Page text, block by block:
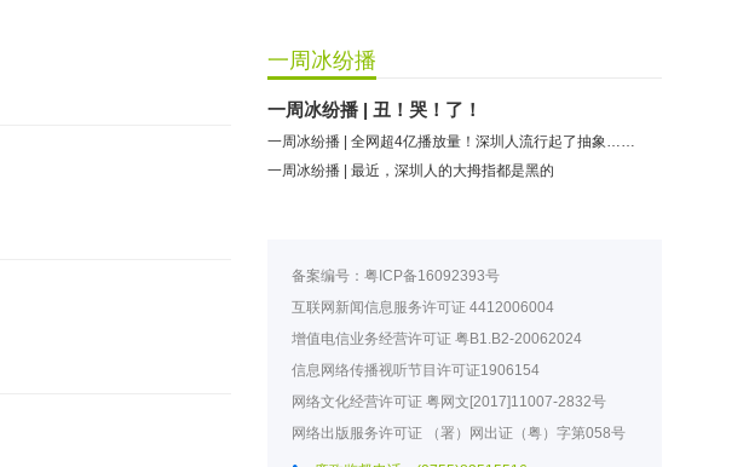
一周冰纷播
一周冰纷播 | 丑！哭！了！
一周冰纷播 | 全网超4亿播放量！深圳人流行起了抽象……
一周冰纷播 | 最近，深圳人的大拇指都是黑的
备案编号：粤ICP备16092393号
互联网新闻信息服务许可证4412006004
增值电信业务经营许可证粤B1.B2-20062024
信息网络传播视听节目许可证1906154
网络文化经营许可证粤网文[2017]11007-2832号
网络出版服务许可证
（署）网出证（粤）字第058号